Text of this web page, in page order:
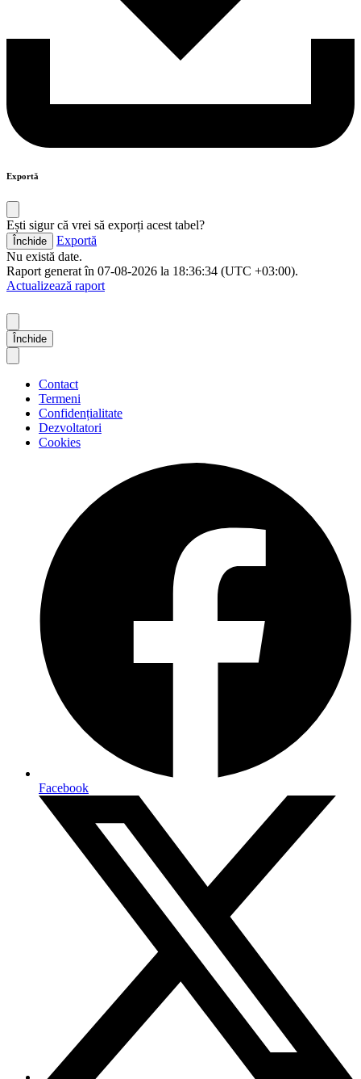
Exportă
Ești sigur că vrei să exporți acest tabel?
Închide
Exportă
Nu există date.
Raport generat în 07-08-2026 la 18:36:34 (UTC +03:00).
Actualizează raport
Închide
Contact
Termeni
Confidențialitate
Dezvoltatori
Cookies
Facebook